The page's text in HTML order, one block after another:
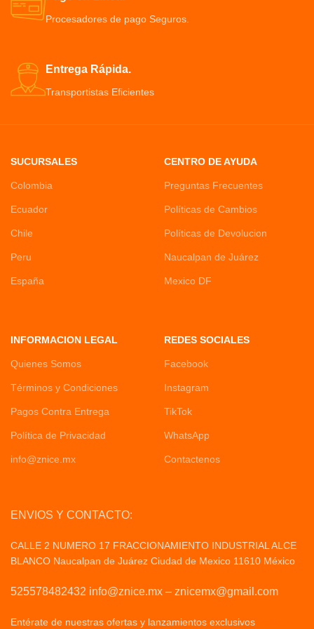
recortar para ajustarla al tamaño
Procesadores de pago Seguros.
Entrega Rápida.
Transportistas Eficientes
SUCURSALES
Colombia
Ecuador
Chile
Peru
España
CENTRO DE AYUDA
Preguntas Frecuentes
Políticas de Cambios
Políticas de Devolucion
Naucalpan de Juárez
Mexico DF
INFORMACION LEGAL
Quienes Somos
Términos y Condiciones
Pagos Contra Entrega
Política de Privacidad
info@znice.mx
REDES SOCIALES
Facebook
Instagram
TikTok
WhatsApp
Contactenos
ENVIOS Y CONTACTO:
CALLE 2 NUMERO 17 FRACCIONAMIENTO INDUSTRIAL ALCE
BLANCO Naucalpan de Juárez Ciudad de Mexico 11610 México
525578482432 info@znice.mx – znicemx@gmail.com
Entérate de nuestras ofertas y lanzamientos exclusivos